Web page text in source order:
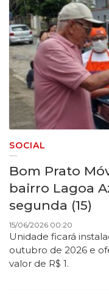
SOCIAL
Bom Prato
bairro Lagoa
segunda (15)
15/06/2026 00:20
Unidade ficará
outubro de 2026 e
valor de R$ 1.